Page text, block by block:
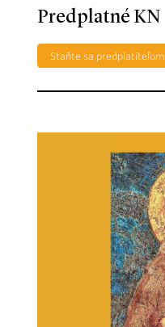
Predplatné KN
Staňte sa predplatiteľom